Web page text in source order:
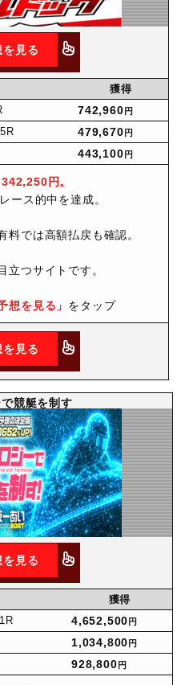
見る
獲得
742,960 円
479,670 円
443,100 円
円。
ース的中を達成。
料では高額払戻も確認。
立つサイトです。
想を見る」 をタップ
見る
競艇を制す
見る
獲得
4,652,500 円
1,034,800 円
928,800 円